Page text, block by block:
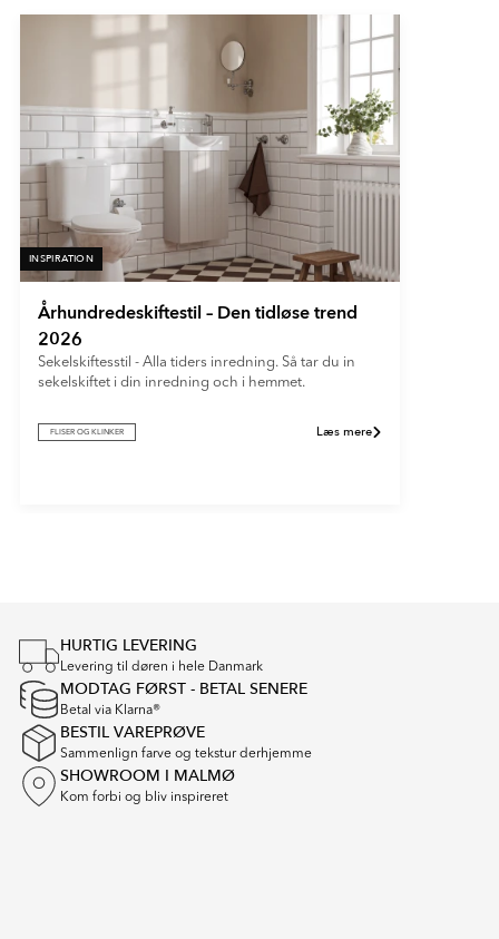
INSPIRATION
Århundredeskiftestil – Den tidløse trend
2026
Sekelskiftesstil - Alla tiders inredning. Så tar du in
sekelskiftet i din inredning och i hemmet.
FLISER OG KLINKER Læs mere
HURTIG LEVERING
Levering til døren i hele Danmark
MODTAG FØRST - BETAL SENERE
Betal via Klarna®
BESTIL VAREPRØVE
Sammenlign farve og tekstur derhjemme
SHOWROOM I MALMØ
Kom forbi og bliv inspireret